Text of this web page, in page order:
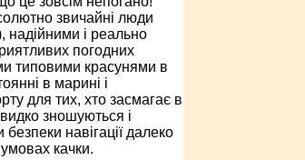
звичайні люди
надійними і реально
погодних
типовими красунями в
в марині і
для тих, хто засмагає в
зношуються і
навігації далеко
качки.